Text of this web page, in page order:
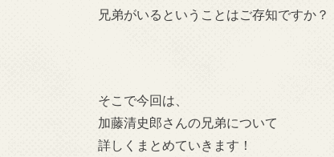
兄弟がいるということはご存知ですか？
そこで今回は、
加藤清史郎さんの兄弟について
詳しくまとめていきます！